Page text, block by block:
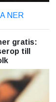
NER
gratis:
till